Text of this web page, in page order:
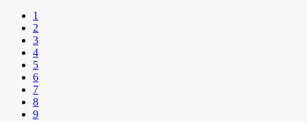
1
2
3
4
5
6
7
8
9